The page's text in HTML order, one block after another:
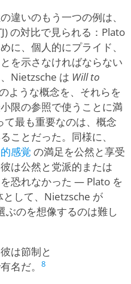
違いのもう一つの例は、
の対比で見られる：Plato
に、個人的にプライド、
を示さなければならない
Nietzsche は Will to
ような概念を、それらを
限の参照で使うことに満
て最も重要なのは、概念
ことだった。同様に、
感覚 の満足を公然と享受
は公然と党派的または
恐れなかった — Plato を
として、Nietzsche が
ぶのを想像するのは難し
は節制と
名だ。
8